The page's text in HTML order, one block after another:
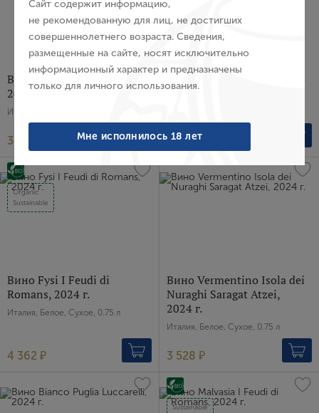
Вино Gavi Tenute Neirano,
2025 г.
Италия, Белое, Сухое, 0.75 л
3 883 ₽
Вино Gewurztraminer Alto
Adige Kellerei Auer, 2025 г.
4 926 ₽
Organic
Sustainable
Вино Fysi I Feudi di
Romans, 2024 г.
Италия, Белое, Сухое, 0.75 л
4 362 ₽
Вино Vermentino Isola dei
Nuraghi Saragat Atzei,
2024 г.
Италия, Белое, Сухое, 0.75 л
3 528 ₽
Sustainable
Сайт содержит информацию,
не рекомендованную для лиц, не достигших
совершеннолетнего возраста. Сведения,
размещенные на сайте, носят исключительно
информационный характер и предназначены
только для личного использования.
Мне исполнилось 18 лет
Пароль
Войти
Создание учетной записи
Я согласен с условиями
пользовательского